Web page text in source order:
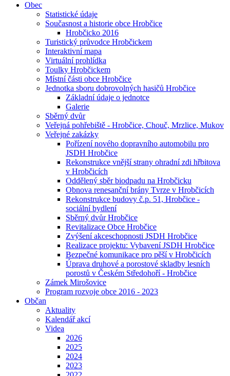
Obec
Statistické údaje
Současnost a historie obce Hrobčice
Hrobčicko 2016
Turistický průvodce Hrobčickem
Interaktivní mapa
Virtuální prohlídka
Toulky Hrobčickem
Místní části obce Hrobčice
Jednotka sboru dobrovolných hasičů Hrobčice
Základní údaje o jednotce
Galerie
Sběrný dvůr
Veřejná pohřebiště - Hrobčice, Chouč, Mrzlice, Mukov
Veřejné zakázky
Pořízení nového dopravního automobilu pro
JSDH Hrobčice
Rekonstrukce vnější strany ohradní zdi hřbitova
v Hrobčicích
Oddělený sběr biodpadu na Hrobčicku
Obnova renesanční brány Tvrze v Hrobčicích
Rekonstrukce budovy č.p. 51, Hrobčice -
sociální bydlení
Sběrný dvůr Hrobčice
Revitalizace Obce Hrobčice
Zvýšení akceschopnosti JSDH Hrobčice
Realizace projektu: Vybavení JSDH Hrobčice
Bezpečné komunikace pro pěší v Hrobčicích
Úprava druhové a porostové skladby lesních
porostů v Českém Středohoří - Hrobčice
Zámek Mirošovice
Program rozvoje obce 2016 - 2023
Občan
Aktuality
Kalendář akcí
Videa
2026
2025
2024
2023